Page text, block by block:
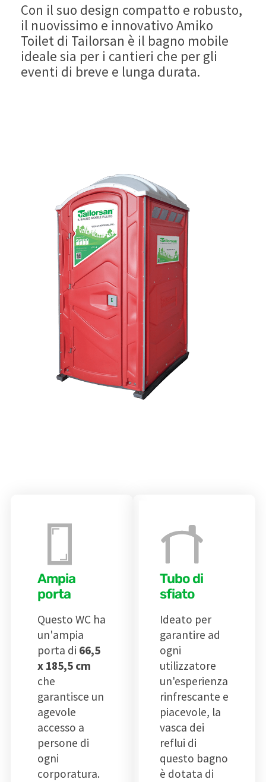
Con il suo design compatto e robusto,
il nuovissimo e innovativo Amiko
Toilet di Tailorsan è il bagno mobile
ideale sia per i cantieri che per gli
eventi di breve e lunga durata.
Ampia
porta
Questo WC ha
un'ampia
porta di 66,5
x 185,5 cm
che
garantisce un
agevole
accesso a
persone di
ogni
corporatura.
Tubo di
sfiato
Ideato per
garantire ad
ogni
utilizzatore
un'esperienza
rinfrescante e
piacevole, la
vasca dei
reflui di
questo bagno
è dotata di